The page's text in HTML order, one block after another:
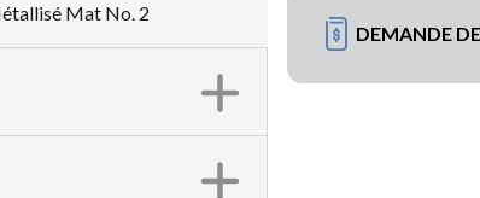
DEMANDE
Mat No. 2